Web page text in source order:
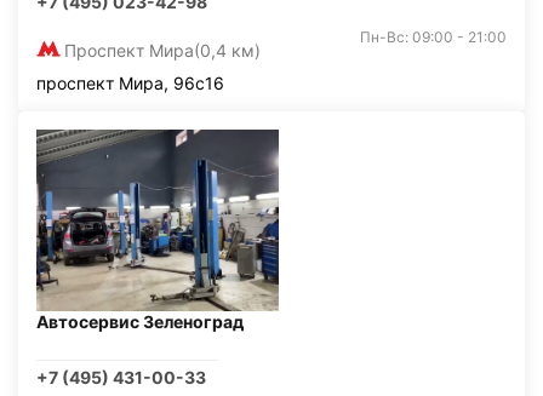
Проспект Мира(0,4 км)
Пн-Вс: 09:00 - 21:00
проспект Мира, 96с16
Автосервис Зеленоград
+7 (495) 431-00-33